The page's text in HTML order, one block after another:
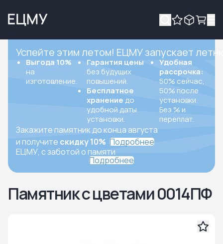
Успейте этим летом! ЕЦМУ запускает
Выгода 10%
на
изготовление.
Гарантия цены
без будущих
повышений.
Бесплатное
хранение до
удобной даты
установки.
Удобная
рассрочка:
50% сейчас,
50% после
установки.
Без % и
переплат.
Закажите памятник до конца августа
и получите скидку 10% Подробнее
ЕЦМУ, с заботой о памяти
Подробнее
Памятник с цветами 0014ПФ